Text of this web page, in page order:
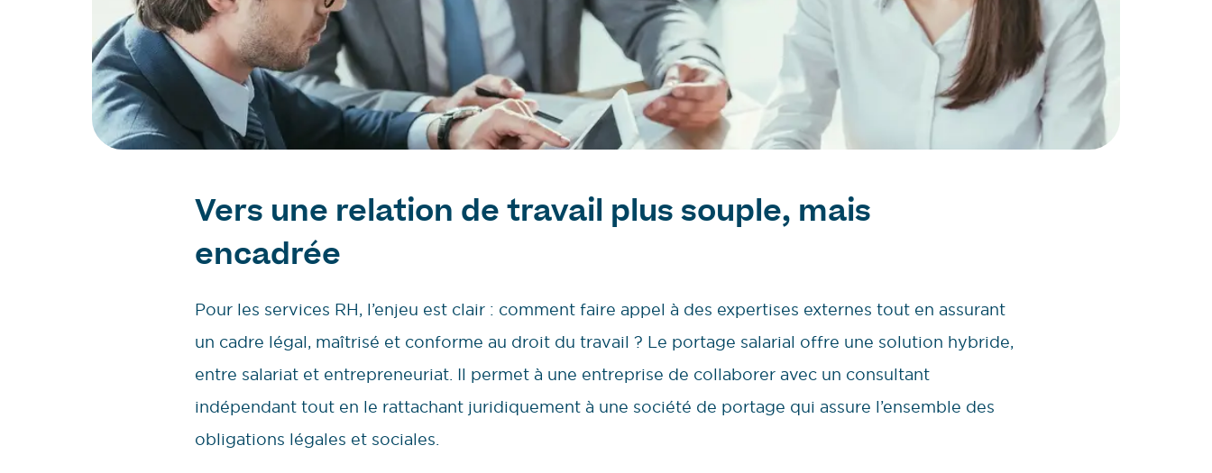
Vers une relation de travail plus souple, mais
encadrée
Pour les services RH, l’enjeu est clair : comment faire appel à des expertises externes tout en assurant
un cadre légal, maîtrisé et conforme au droit du travail ? Le portage salarial offre une solution hybride,
entre salariat et entrepreneuriat. Il permet à une entreprise de collaborer avec un consultant
indépendant tout en le rattachant juridiquement à une société de portage qui assure l’ensemble des
obligations légales et sociales.